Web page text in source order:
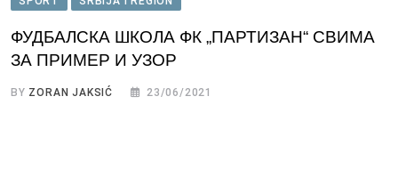
ФУДБАЛСКА ШКОЛА ФК „ПАРТИЗАН“ СВИМА
ЗА ПРИМЕР И УЗОР
BY ZORAN JAKSIĆ 23/06/2021